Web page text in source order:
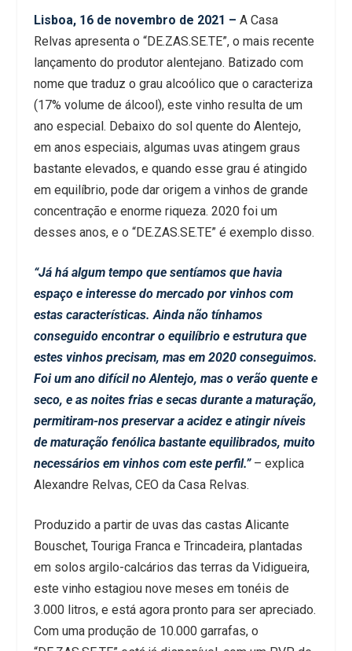
Lisboa, 16 de novembro de 2021 – A Casa
Relvas apresenta o “DE.ZAS.SE.TE”, o mais recente
lançamento do produtor alentejano. Batizado com
nome que traduz o grau alcoólico que o caracteriza
(17% volume de álcool), este vinho resulta de um
ano especial. Debaixo do sol quente do Alentejo,
em anos especiais, algumas uvas atingem graus
bastante elevados, e quando esse grau é atingido
em equilíbrio, pode dar origem a vinhos de grande
concentração e enorme riqueza. 2020 foi um
desses anos, e o “DE.ZAS.SE.TE” é exemplo disso.
“Já há algum tempo que sentíamos que havia
espaço e interesse do mercado por vinhos com
estas características. Ainda não tínhamos
conseguido encontrar o equilíbrio e estrutura que
estes vinhos precisam, mas em 2020 conseguimos.
Foi um ano difícil no Alentejo, mas o verão quente e
seco, e as noites frias e secas durante a maturação,
permitiram-nos preservar a acidez e atingir níveis
de maturação fenólica bastante equilibrados, muito
necessários em vinhos com este perfil.” – explica
Alexandre Relvas, CEO da Casa Relvas.
Produzido a partir de uvas das castas Alicante
Bouschet, Touriga Franca e Trincadeira, plantadas
em solos argilo-calcários das terras da Vidigueira,
este vinho estagiou nove meses em tonéis de
3.000 litros, e está agora pronto para ser apreciado.
Com uma produção de 10.000 garrafas, o